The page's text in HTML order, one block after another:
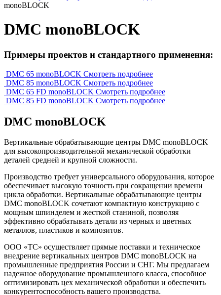
monoBLOCK
DMC monoBLOCK
Примеры проектов и стандартного применения:
DMC 65 monoBLOCK Смотреть подробнее
DMC 85 monoBLOCK Смотреть подробнее
DMC 65 FD monoBLOCK Смотреть подробнее
DMC 85 FD monoBLOCK Смотреть подробнее
DMC monoBLOCK
Вертикальные обрабатывающие центры DMC monoBLOCK
для высокопроизводительной механической обработки
деталей средней и крупной сложности.
Производство требует универсального оборудования, которое
обеспечивает высокую точность при сокращении времени
цикла обработки. Вертикальные обрабатывающие центры
DMC monoBLOCK сочетают компактную конструкцию с
мощным шпинделем и жесткой станиной, позволяя
эффективно обрабатывать детали из черных и цветных
металлов, пластиков и композитов.
ООО «ТС» осуществляет прямые поставки и техническое
внедрение вертикальных центров DMC monoBLOCK на
промышленные предприятия России и СНГ. Мы предлагаем
надежное оборудование промышленного класса, способное
оптимизировать цех механической обработки и обеспечить
конкурентоспособность вашего производства.